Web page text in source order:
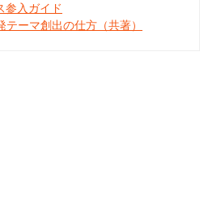
参入ガイド
テーマ創出の仕方（共著）